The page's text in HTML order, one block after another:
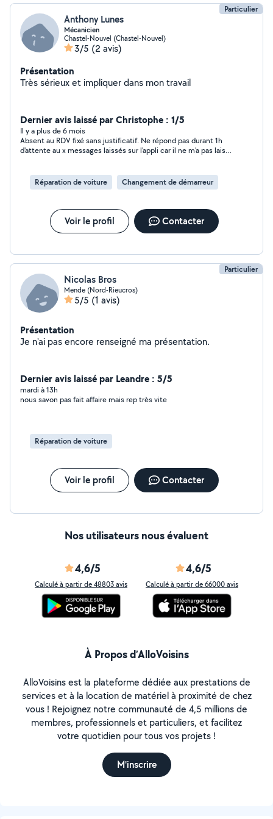
Particulier
Anthony Lunes
Mécanicien
Chastel-Nouvel (Chastel-Nouvel)
3/5 (2 avis)
Présentation
Très sérieux et impliquer dans mon travail
Dernier avis laissé par Christophe : 1/5
Il y a plus de 6 mois
Absent au RDV fixé sans justificatif. Ne répond pas durant 1h
d'attente au x messages laissés sur l'appli car il ne m'a pas laissé
"mère à l'hôpital... Je vous ai oublié !". Manque d'un minimum
de sérieux évident
Réparation de voiture Changement de démarreur
Voir le profil Contacter
Particulier
Nicolas Bros
Mende (Nord-Rieucros)
5/5 (1 avis)
Présentation
Je n'ai pas encore renseigné ma présentation.
Dernier avis laissé par Leandre : 5/5
mardi à 13h
nous savon pas fait affaire mais rep très vite
Réparation de voiture
Voir le profil Contacter
Nos utilisateurs nous évaluent
4,6/5
Calculé à partir de 48803 avis
4,6/5
Calculé à partir de 66000 avis
À Propos d’AlloVoisins
AlloVoisins est la plateforme dédiée aux prestations de
services et à la location de matériel à proximité de chez
vous ! Rejoignez notre communauté de 4,5 millions de
membres, professionnels et particuliers, et facilitez
votre quotidien pour tous vos projets !
M'inscrire